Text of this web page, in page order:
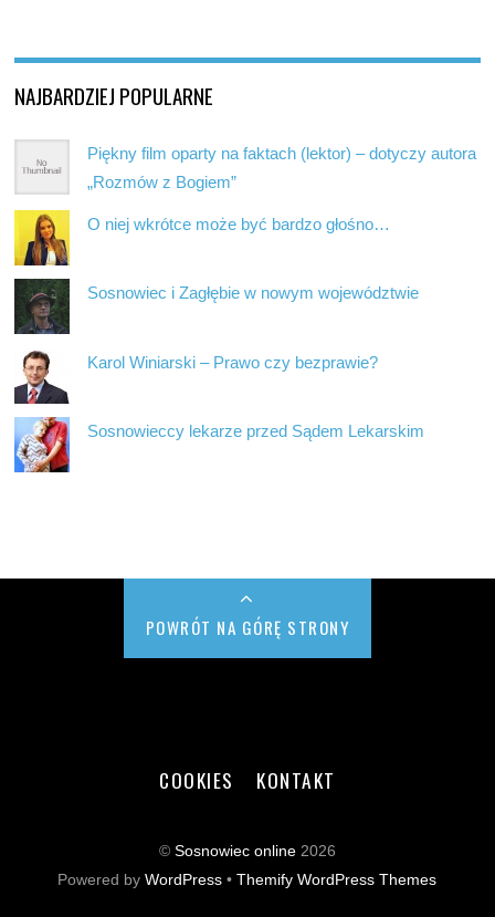
NAJBARDZIEJ POPULARNE
Piękny film oparty na faktach (lektor) – dotyczy autora
„Rozmów z Bogiem”
O niej wkrótce może być bardzo głośno…
Sosnowiec i Zagłębie w nowym województwie
Karol Winiarski – Prawo czy bezprawie?
Sosnowieccy lekarze przed Sądem Lekarskim
POWRÓT NA GÓRĘ STRONY
COOKIES KONTAKT
© Sosnowiec online2026
Powered byWordPress •Themify WordPress Themes